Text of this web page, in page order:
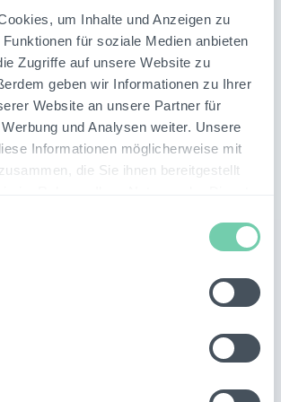
um Inhalte und Anzeigen zu
für soziale Medien anbieten
Zugriffe auf unsere Website zu
geben wir Informationen zu Ihrer
Website an unsere Partner für
und Analysen weiter. Unsere
Informationen möglicherweise mit
die Sie ihnen bereitgestellt